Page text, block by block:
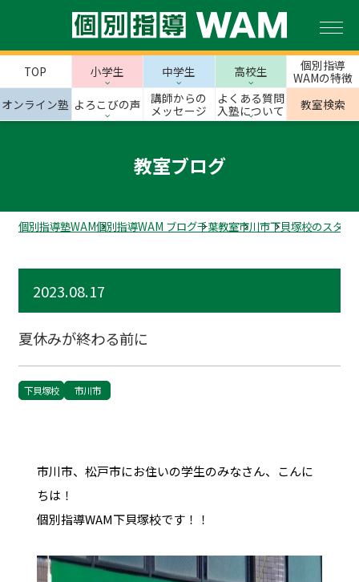
TOP 小学生 中学生 高校生
個別指導
WAMの特徴
オンライン塾 よろこびの声
講師からの
メッセージ
よくある質問
入塾について
教室検索
教室ブログ
個別指導塾WAM個別指導WAM ブログ千葉教室市川市下貝塚校のスタッ
2023.08.17
夏休みが終わる前に
下貝塚校 市川市
市川市、松戸市にお住いの学生のみなさん、こんに
ちは！
個別指導WAM下貝塚校です！！